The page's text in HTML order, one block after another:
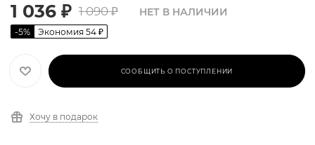
1 036 ₽ 1 090₽
-5% Экономия 54 ₽
НЕТ В НАЛИЧИИ
СООБЩИТЬ О ПОСТУПЛЕНИИ
Хочу в подарок